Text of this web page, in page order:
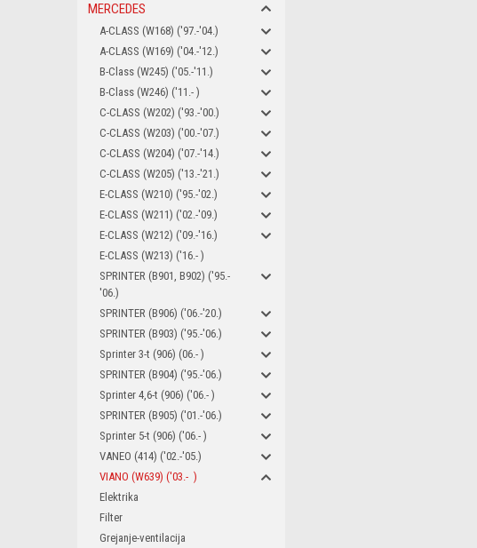
MERCEDES
A-CLASS (W168) ('97.-'04.)
A-CLASS (W169) ('04.-'12.)
B-Class (W245) ('05.-'11.)
B-Class (W246) ('11.- )
C-CLASS (W202) ('93.-'00.)
C-CLASS (W203) ('00.-'07.)
C-CLASS (W204) ('07.-'14.)
C-CLASS (W205) ('13.-'21.)
E-CLASS (W210) ('95.-'02.)
E-CLASS (W211) ('02.-'09.)
E-CLASS (W212) ('09.-'16.)
E-CLASS (W213) ('16.- )
SPRINTER (B901, B902) ('95.-
'06.)
SPRINTER (B906) ('06.-'20.)
SPRINTER (B903) ('95.-'06.)
Sprinter 3-t (906) (06.- )
SPRINTER (B904) ('95.-'06.)
Sprinter 4,6-t (906) ('06.- )
SPRINTER (B905) ('01.-'06.)
Sprinter 5-t (906) ('06.- )
VANEO (414) ('02.-'05.)
VIANO (W639) ('03.- )
Elektrika
Filter
Grejanje-ventilacija